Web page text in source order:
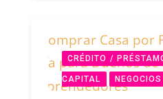
CRÉDITO /
CAPITAL